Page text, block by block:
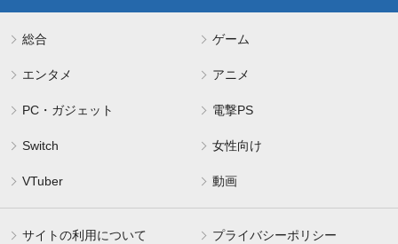
総合 ゲーム
エンタメ アニメ
PC・ガジェット 電撃PS
Switch 女性向け
VTuber 動画
サイトの利用について プライバシーポリシー